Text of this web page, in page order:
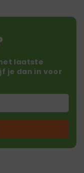
laatste
je dan in voor